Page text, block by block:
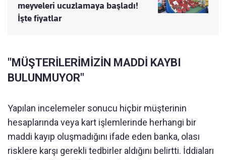
meyveleri ucuzlamaya başladı!
İşte fiyatlar
"MÜŞTERİLERİMİZİN MADDİ KAYBI
BULUNMUYOR"
Yapılan incelemeler sonucu hiçbir müşterinin
hesaplarında veya kart işlemlerinde herhangi bir
maddi kayıp oluşmadığını ifade eden banka, olası
risklere karşı gerekli tedbirler aldığını belirtti. İddiaları